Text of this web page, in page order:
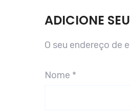
ADICIONE
O seu endereço de
Nome *